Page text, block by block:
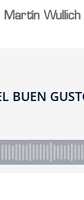
Martín Wullich